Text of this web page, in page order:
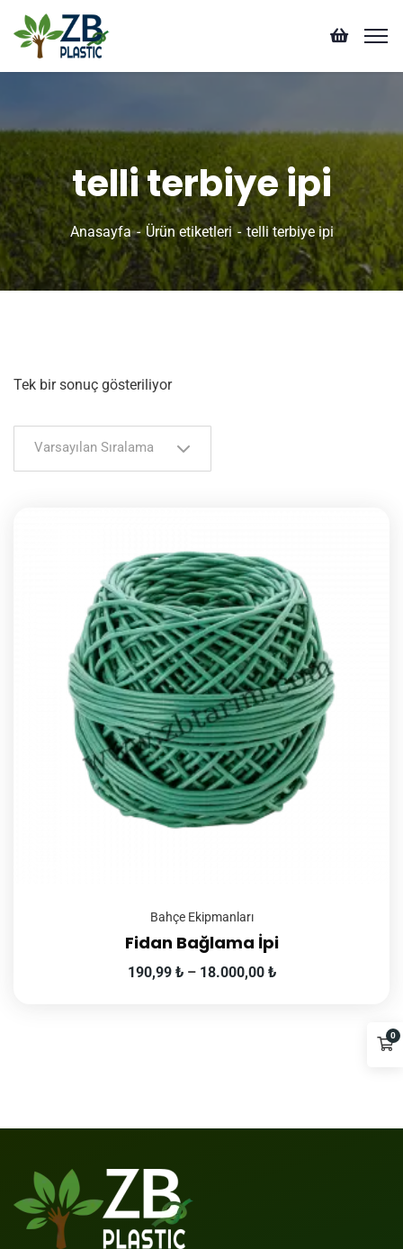
telli terbiye ipi
Anasayfa Ürün etiketleri telli terbiye ipi
Tek bir sonuç gösteriliyor
Varsayılan Sıralama
Bahçe Ekipmanları
Fidan Bağlama İpi
190,99 ₺ – 18.000,00 ₺
0